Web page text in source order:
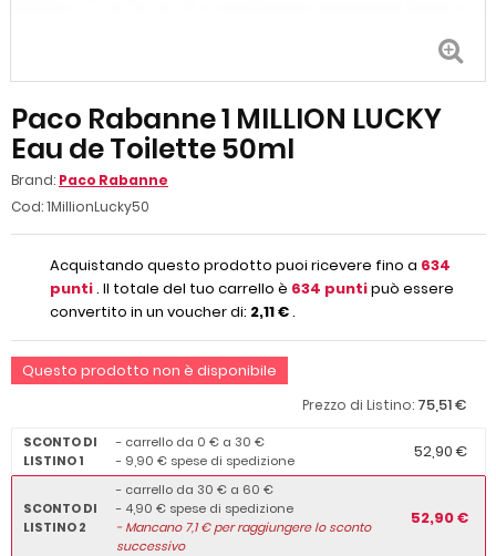
Paco Rabanne 1 MILLION LUCKY
Eau de Toilette 50ml
Brand: Paco Rabanne
Cod:1MillionLucky50
Acquistando questo prodotto puoi ricevere fino a 634
punti. Il totale del tuo carrello è 634 puntipuò essere
convertito in un voucher di: 2,11 €.
Questo prodotto non è disponibile
Prezzo di Listino: 75,51 €
SCONTO DI
LISTINO 1
- carrello da 0 € a 30 €
- 9,90 € spese di spedizione
52,90 €
SCONTO DI
LISTINO 2
- carrello da 30 € a 60 €
- 4,90 € spese di spedizione
-Mancano7,1€ per raggiungere lo sconto
successivo
52,90 €